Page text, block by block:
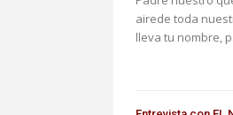
airede toda
lleva tu nombre,